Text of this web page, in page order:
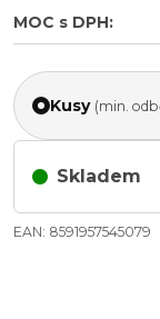
MOC s DPH:
Kusy (min.
Skladem
EAN: 8591957545079